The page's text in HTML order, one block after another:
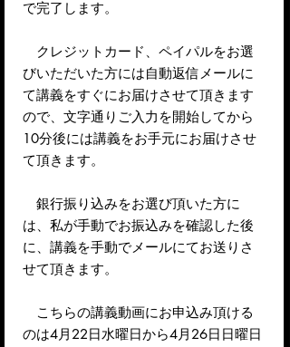
で完了します。
クレジットカード、ペイパルをお選
びいただいた方には自動返信メールに
て講義をすぐにお届けさせて頂きます
ので、文字通りご入力を開始してから
10分後には講義をお手元にお届けさせ
て頂きます。
銀行振り込みをお選び頂いた方に
は、私が手動でお振込みを確認した後
に、講義を手動でメールにてお送りさ
せて頂きます。
こちらの講義動画にお申込み頂ける
のは4月22日水曜日から4月26日日曜日